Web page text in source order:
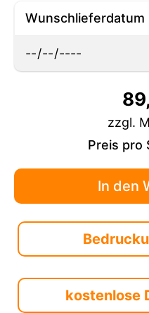
Wunschlieferdatum
zzgl.
Preis pro
kostenlose